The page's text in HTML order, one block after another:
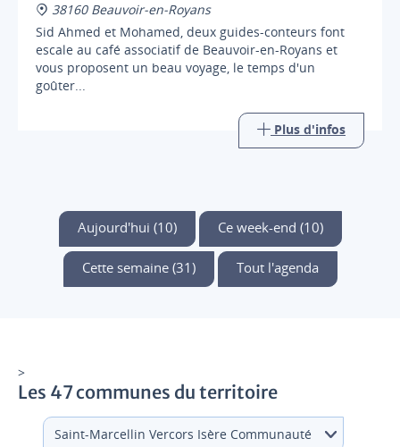
38160 Beauvoir-en-Royans
Sid Ahmed et Mohamed, deux guides-conteurs font
escale au café associatif de Beauvoir-en-Royans et
vous proposent un beau voyage, le temps d'un
goûter...
Plus d'infos
Aujourd'hui (10) Ce week-end (10)
Cette semaine (31) Tout l'agenda
>
Les 47 communes du territoire